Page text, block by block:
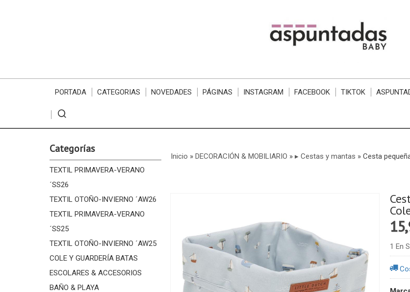
PORTADA CATEGORIAS NOVEDADES PÁGINAS INSTAGRAM FACEBOOK TIKTOK
Categorías
TEXTIL PRIMAVERA-VERANO
´SS26
TEXTIL OTOÑO-INVIERNO ´AW26
TEXTIL PRIMAVERA-VERANO
´SS25
TEXTIL OTOÑO-INVIERNO ´AW25
COLE Y GUARDERÍA BATAS
ESCOLARES & ACCESORIOS
BAÑO & PLAYA
Inicio » DECORACIÓN & MOBILIARIO » ▸ Cestas y mantas » Cesta
1 En